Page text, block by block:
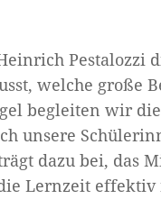
Pestalozzi
welche große
begleiten wir
unsere
dazu bei, das
Lernzeit